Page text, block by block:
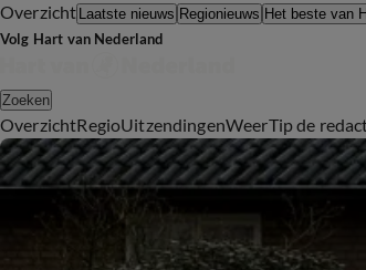
Overzicht Laatste nieuws Regionieuws Het beste van
Volg Hart van Nederland
Zoeken
OverzichtRegioUitzendingenWeerTip de